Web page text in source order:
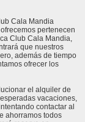
Cala Mandia
pertenecen
Club Cala Mandia,
que nuestros
además de tiempo
ofrecer los
el alquiler de
vacaciones,
contactar al
ahorramos todos